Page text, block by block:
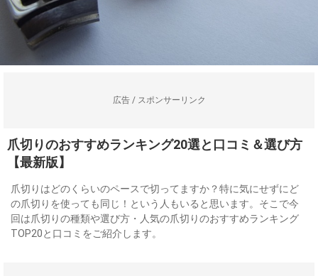
広告 / スポンサーリンク
爪切りのおすすめランキング20選と口コミ＆選び方
【最新版】
爪切りはどのくらいのペースで切ってますか？特に気にせずにど
の爪切りを使っても同じ！という人もいると思います。そこで今
回は爪切りの種類や選び方・人気の爪切りのおすすめランキング
TOP20と口コミをご紹介します。